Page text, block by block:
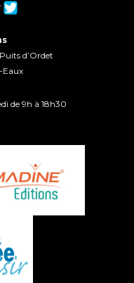
d’Ordet
Eaux
de 9h à 18h30